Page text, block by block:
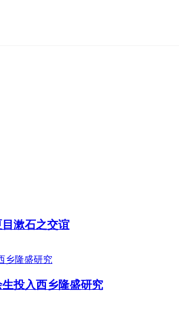
漱石之交谊
投入西乡隆盛研究